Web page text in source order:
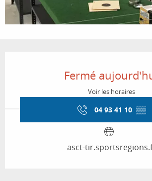
Fermé
Voir les horaires
04 93 41 10 ▒▒
asct-